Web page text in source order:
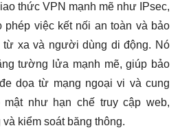
thức VPN mạnh mẽ như IPsec,
phép việc kết nối an toàn và bảo
từ xa và người dùng di động. Nó
tường lửa mạnh mẽ, giúp bảo
dọa từ mạng ngoại vi và cung
như hạn chế truy cập web,
kiểm soát băng thông.